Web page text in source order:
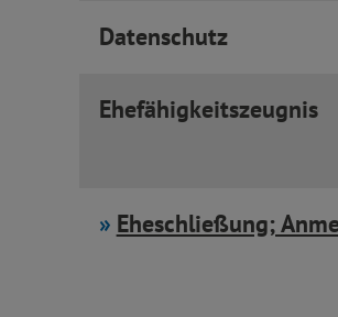
Datenschutz
Ehefähigkeitszeugnis
Eheschließung;